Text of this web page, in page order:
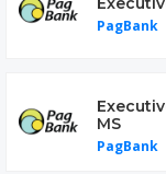
PagBank
MS
PagBank